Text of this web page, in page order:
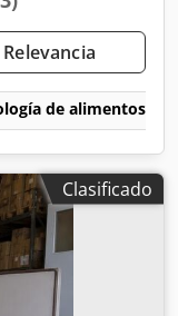
Relevancia
de alimentos
Clasificado